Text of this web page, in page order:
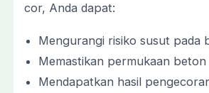
cor, Anda dapat:
Mengurangi risiko susut pada
Memastikan permukaan
Mendapatkan hasil